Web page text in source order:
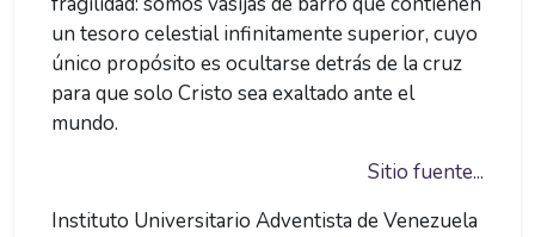
un tesoro celestial infinitamente superior, cuyo
único propósito es ocultarse detrás de la cruz
para que solo Cristo sea exaltado ante el
mundo.
Sitio fuente...
Instituto Universitario Adventista de Venezuela